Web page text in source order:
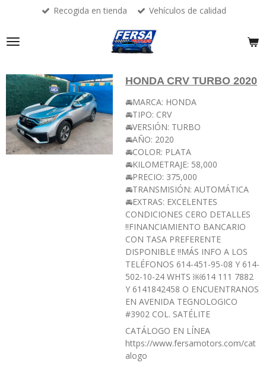
contenido
principal
Recogida en tienda Vehículos de calidad
HONDA CRV TURBO 2020
🚘MARCA: HONDA
🚘TIPO: CRV
🚘VERSIÓN: TURBO
🚘AÑO: 2020
🚘COLOR: PLATA
🚘KILOMETRAJE: 58,000
🚘PRECIO: 375,000
🚘TRANSMISIÓN: AUTOMÁTICA
🚘EXTRAS: EXCELENTES
CONDICIONES CERO DETALLES
‼️FINANCIAMIENTO BANCARIO
CON TASA PREFERENTE
DISPONIBLE ‼️MÁS INFO A LOS
TELÉFONOS 614-451-95-08 Y 614-
502-10-24 WHTS ￼⁨614 111 7882⁩
Y 6141842458 O ENCUENTRANOS
EN AVENIDA TEGNOLOGICO
#3902 COL. SATÉLITE
CATÁLOGO EN LÍNEA
https://www.fersamotors.com/cat
alogo